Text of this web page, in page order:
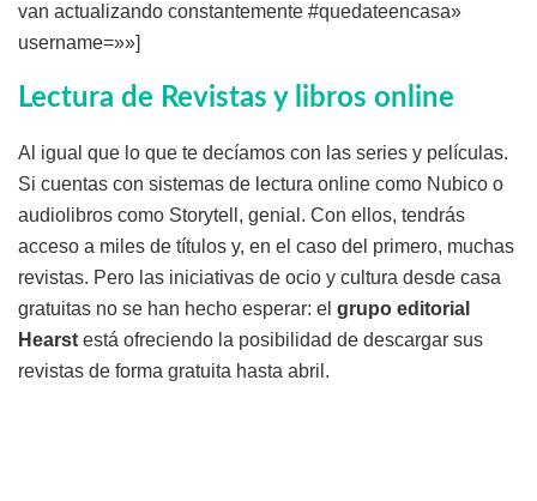
van actualizando constantemente #quedateencasa»
username=»»]
Lectura de Revistas y libros online
Al igual que lo que te decíamos con las series y películas.
Si cuentas con sistemas de lectura online como Nubico o
audiolibros como Storytell, genial. Con ellos, tendrás
acceso a miles de títulos y, en el caso del primero, muchas
revistas. Pero las iniciativas de ocio y cultura desde casa
gratuitas no se han hecho esperar: el grupo editorial
Hearst está ofreciendo la posibilidad de descargar sus
revistas de forma gratuita hasta abril.